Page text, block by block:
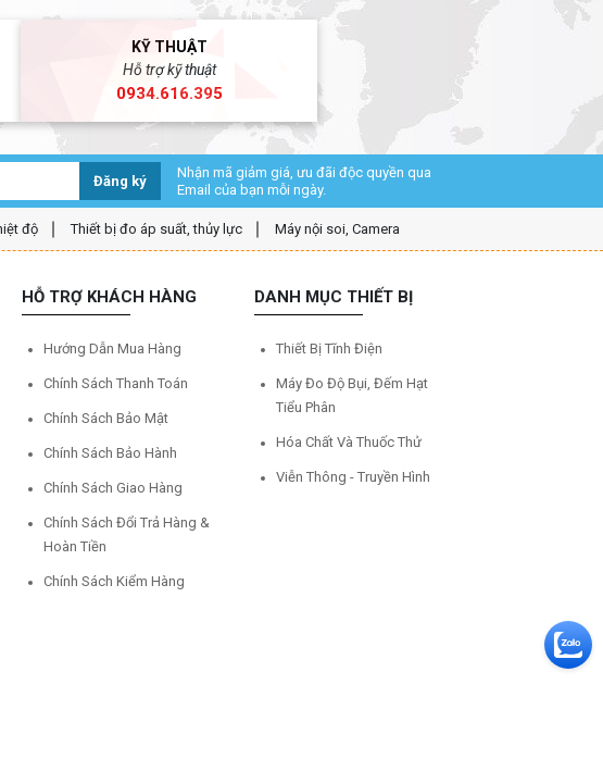
KỸ THUẬT
Hỗ trợ kỹ thuật
0934.616.395
Đăng ký
Nhận mã giảm giá, ưu đãi độc quyền qua
Email của bạn mỗi ngày.
độ Thiết bị đo áp suất, thủy lực Máy nội soi, Camera
HỖ TRỢ KHÁCH HÀNG
Hướng Dẫn Mua Hàng
Chính Sách Thanh Toán
Chính Sách Bảo Mật
Chính Sách Bảo Hành
Chính Sách Giao Hàng
Chính Sách Đổi Trả Hàng &
Hoàn Tiền
Chính Sách Kiểm Hàng
DANH MỤC THIẾT BỊ
Thiết Bị Tĩnh Điện
Máy Đo Độ Bụi, Đếm Hạt
Tiểu Phân
Hóa Chất Và Thuốc Thử
Viễn Thông - Truyền Hình